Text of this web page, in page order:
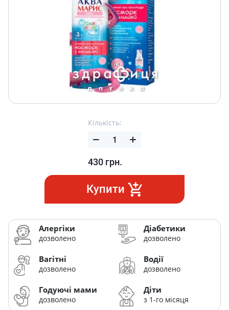
Кількість:
430 грн.
Купити
Алергіки
дозволено
Діабетики
дозволено
Вагітні
дозволено
Водії
дозволено
Годуючі мами
дозволено
Діти
з 1-го місяця